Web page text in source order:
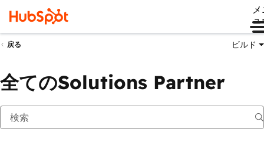
ュ
戻る ビルド
全てのSolutions Partner